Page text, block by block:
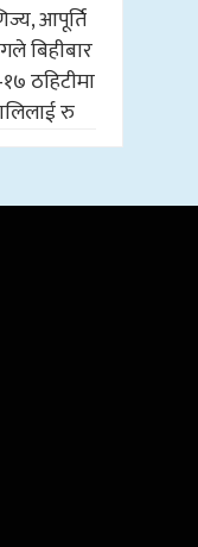
आपूर्ति
बिहीबार
ठहिटीमा
रु